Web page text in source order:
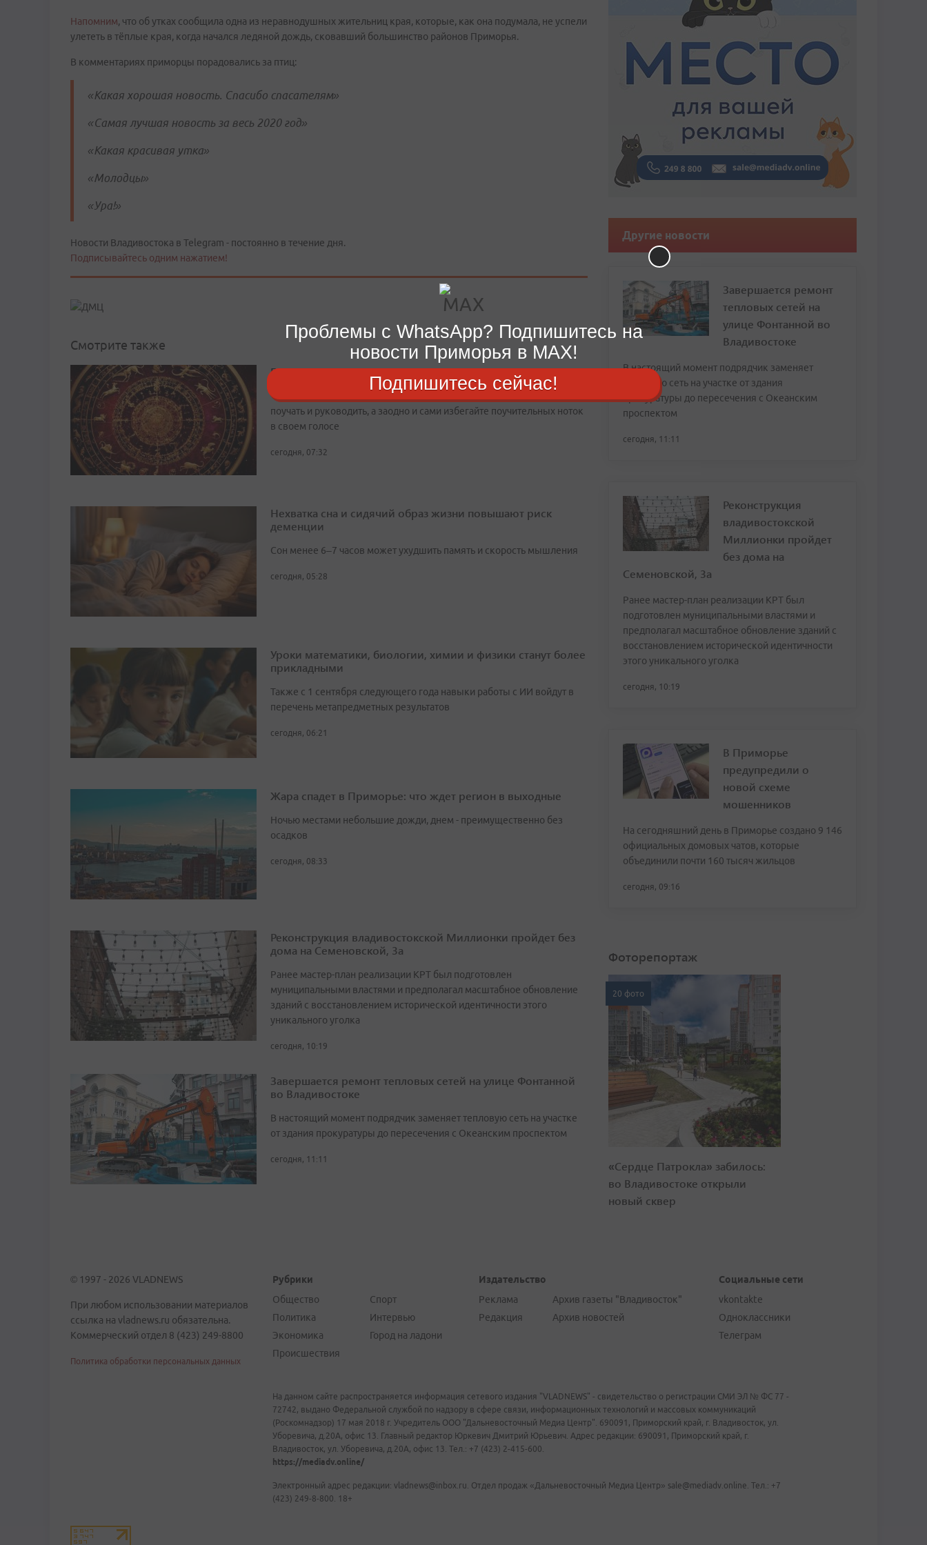
Напомним, что об утках сообщила одна из неравнодушных жительниц края, которые, как она подумала, не успели
улететь в тёплые края, когда начался ледяной дождь, сковавший большинство районов Приморья.
В комментариях приморцы порадовались за птиц:
«Какая хорошая новость. Спасибо спасателям»
«Самая лучшая новость за весь 2020 год»
«Какая красивая утка»
«Молодцы»
«Ура!»
Новости Владивостока в Telegram - постоянно в течение дня.
Подписывайтесь одним нажатием!
Смотрите также
Гороскоп на 8 августа
Чтобы не нажить себе неприятностей, избегайте тех, кто любит
поучать и руководить, а заодно и сами избегайте поучительных ноток
в своем голосе
сегодня, 07:32
Нехватка сна и сидячий образ жизни повышают риск
деменции
Сон менее 6–7 часов может ухудшить память и скорость мышления
сегодня, 05:28
Уроки математики, биологии, химии и физики станут более
прикладными
Также с 1 сентября следующего года навыки работы с ИИ войдут в
перечень метапредметных результатов
сегодня, 06:21
Жара спадет в Приморье: что ждет регион в выходные
Ночью местами небольшие дожди, днем - преимущественно без
осадков
сегодня, 08:33
Реконструкция владивостокской Миллионки пройдет без
дома на Семеновской, 3а
Ранее мастер-план реализации КРТ был подготовлен
муниципальными властями и предполагал масштабное обновление
зданий с восстановлением исторической идентичности этого
уникального уголка
сегодня, 10:19
Завершается ремонт тепловых сетей на улице Фонтанной
во Владивостоке
В настоящий момент подрядчик заменяет тепловую сеть на участке
от здания прокуратуры до пересечения с Океанским проспектом
сегодня, 11:11
Другие новости
Завершается ремонт
тепловых сетей на
улице Фонтанной во
Владивостоке
В настоящий момент подрядчик заменяет
тепловую сеть на участке от здания
прокуратуры до пересечения с Океанским
проспектом
сегодня, 11:11
Реконструкция
владивостокской
Миллионки пройдет
без дома на
Семеновской, 3а
Ранее мастер-план реализации КРТ был
подготовлен муниципальными властями и
предполагал масштабное обновление зданий с
восстановлением исторической идентичности
этого уникального уголка
сегодня, 10:19
В Приморье
предупредили о
новой схеме
мошенников
На сегодняшний день в Приморье создано 9 146
официальных домовых чатов, которые
объединили почти 160 тысяч жильцов
сегодня, 09:16
Фоторепортаж
20 фото
«Сердце Патрокла» забилось:
во Владивостоке открыли
новый сквер
© 1997 - 2026 VLADNEWS
При любом использовании материалов
ссылка на vladnews.ru обязательна.
Коммерческий отдел 8 (423) 249-8800
Политика обработки персональных данных
Рубрики
Общество
Политика
Экономика
Происшествия
Спорт
Интервью
Город на ладони
Издательство
Реклама
Редакция
Архив газеты "Владивосток"
Архив новостей
Социальные сети
vkontakte
Одноклассники
Телеграм
На данном сайте распространяется информация сетевого издания "VLADNEWS" - свидетельство о регистрации СМИ ЭЛ № ФС 77 -
72742, выдано Федеральной службой по надзору в сфере связи, информационных технологий и массовых коммуникаций
(Роскомнадзор) 17 мая 2018 г. Учредитель ООО "Дальневосточный Медиа Центр". 690091, Приморский край, г. Владивосток, ул.
Уборевича, д.20А, офис 13. Главный редактор Юркевич Дмитрий Юрьевич. Адрес редакции: 690091, Приморский край, г.
Владивосток, ул. Уборевича, д.20А, офис 13. Тел.: +7 (423) 2-415-600.
https://mediadv.online/
Электронный адрес редакции: vladnews@inbox.ru. Отдел продаж «Дальневосточный Медиа Центр» sale@mediadv.online. Тел.: +7
(423) 249-8-800. 18+
Проблемы с WhatsApp? Подпишитесь на
новости Приморья в MAX!
Подпишитесь сейчас!